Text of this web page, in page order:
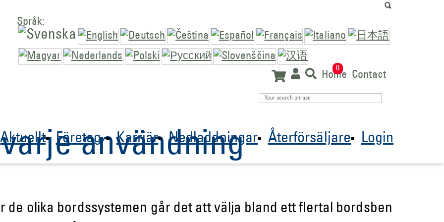
Språk:
0
Home Contact
Aktuellt Företag Karriär Nedladdningar Återförsäljare Login
användning
de olika bordssystemen går det att välja bland ett flertal bordsben